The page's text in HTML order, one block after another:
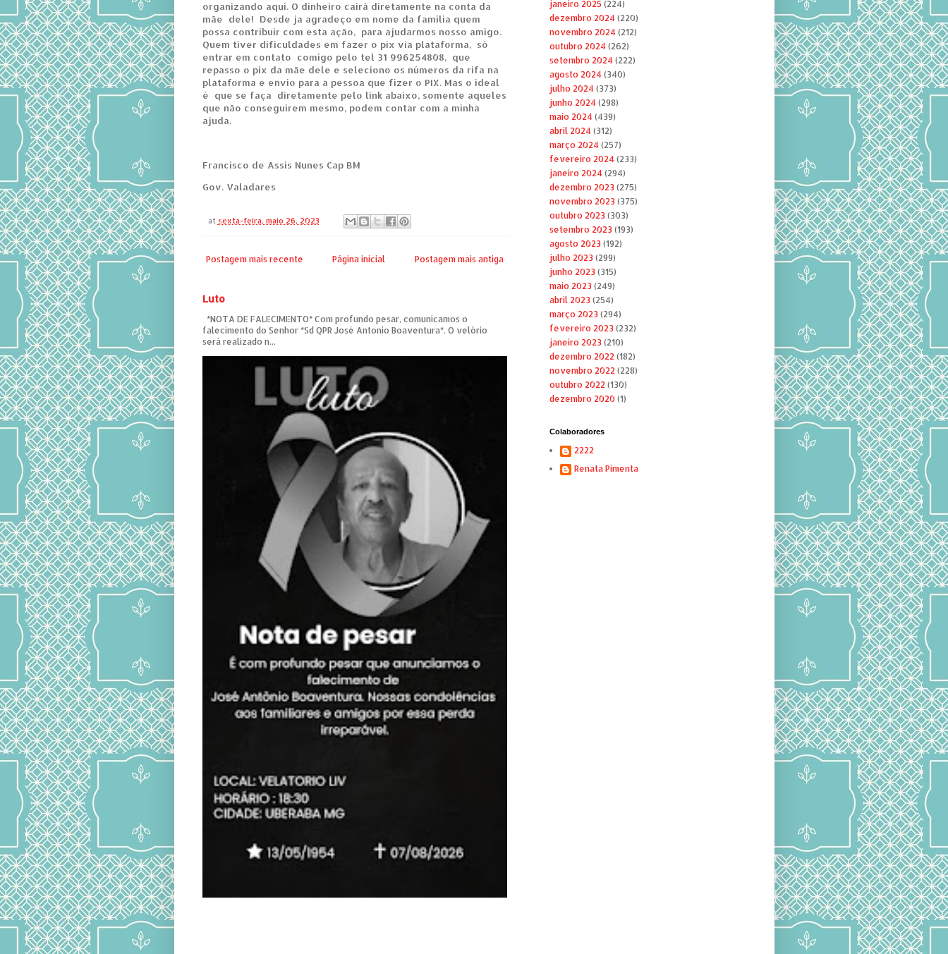
organizando aqui. O dinheiro cairá diretamente na conta da
mãe dele! Desde ja agradeço em nome da família quem
possa contribuir com esta ação, para ajudarmos nosso amigo.
Quem tiver dificuldades em fazer o pix via plataforma, só
entrar em contato comigo pelo tel 31 996254808, que
repasso o pix da mãe dele e seleciono os números da rifa na
plataforma e envio para a pessoa que fizer o PIX. Mas o ideal
é que se faça diretamente pelo link abaixo, somente aqueles
que não conseguirem mesmo, podem contar com a minha
ajuda.
Francisco de Assis Nunes Cap BM
Gov. Valadares
at sexta-feira, maio 26, 2023
Postagem mais recente Postagem mais antiga
Página inicial
Luto
*NOTA DE FALECIMENTO* Com profundo pesar, comunicamos o
falecimento do Senhor *Sd QPR José Antonio Boaventura*. O velório
será realizado n...
janeiro 2025 (224)
dezembro 2024 (220)
novembro 2024 (212)
outubro 2024 (262)
setembro 2024 (222)
agosto 2024 (340)
julho 2024 (373)
junho 2024 (298)
maio 2024 (439)
abril 2024 (312)
março 2024 (257)
fevereiro 2024 (233)
janeiro 2024 (294)
dezembro 2023(275)
novembro 2023(375)
outubro 2023(303)
setembro 2023(193)
agosto 2023(192)
julho 2023(299)
junho 2023(315)
maio 2023(249)
abril 2023(254)
março 2023(294)
fevereiro 2023(232)
janeiro 2023(210)
dezembro 2022(182)
novembro 2022(228)
outubro 2022(130)
dezembro 2020(1)
Colaboradores
2222
Renata Pimenta